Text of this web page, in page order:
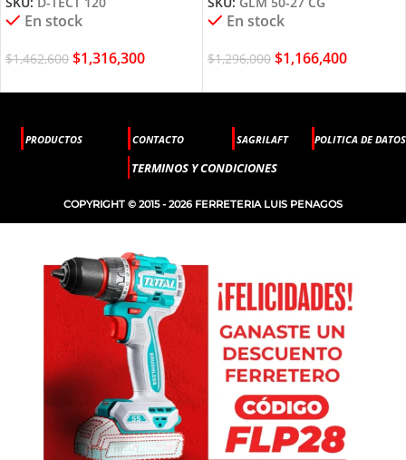
En stock
$1,462,600 $1,316,300
En stock
$1,296,000 $1,166,400
PRODUCTOS CONTACTO SAGRILAFT POLITICA DE DATOS
TERMINOS Y CONDICIONES
COPYRIGHT © 2015 - 2026 FERRETERIA LUIS PENAGOS